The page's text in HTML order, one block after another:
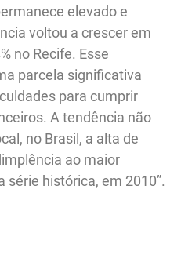
elevado e
voltou a crescer em
no Recife. Esse
parcela significativa
para cumprir
A tendência não
no Brasil, a alta de
ao maior
série histórica, em 2010”.